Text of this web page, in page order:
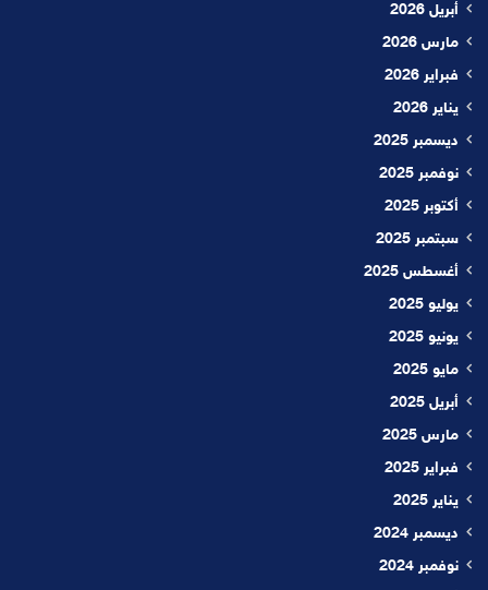
أبريل 2026
مارس 2026
فبراير 2026
يناير 2026
ديسمبر 2025
نوفمبر 2025
أكتوبر 2025
سبتمبر 2025
أغسطس 2025
يوليو 2025
يونيو 2025
مايو 2025
أبريل 2025
مارس 2025
فبراير 2025
يناير 2025
ديسمبر 2024
نوفمبر 2024